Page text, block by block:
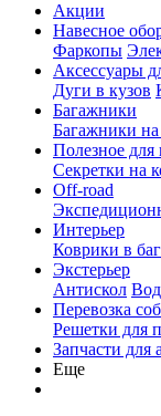
Акции
Навесное
Фаркопы
Аксессуары
Дуги в кузов
Багажники
Багажники
Полезное для
Секретки на
Off-road
Интерьер
Коврики в
Экстерьер
Антискол
Перевозка
Решетки для
Запчасти для
Еще